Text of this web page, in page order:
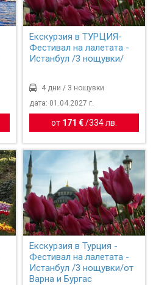
Екскурзия в ТУРЦИЯ-
Фестивал на лалетата -
Истанбул /3 нощувки/
4 дни / 3 нощувки
дата: 01.04.2027 г.
от 171 €/334 лв.
Екскурзия в Турция -
Фестивал на лалетата -
Истанбул /3 нощувки/от
Варна и Бургас